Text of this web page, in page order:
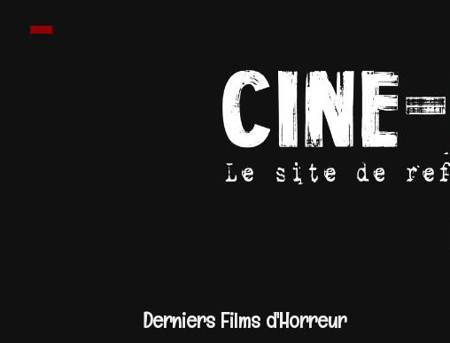
Derniers Films d'Horreur